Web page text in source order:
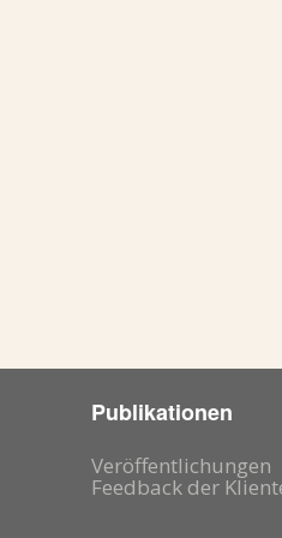
Publikationen
Veröffentlichungen
Feedback der